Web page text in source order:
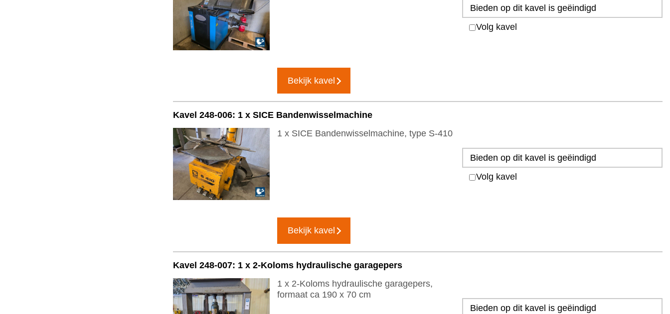
Bieden op dit kavel is geëindigd
Volg kavel
Bekijk kavel
Kavel 248-006: 1 x SICE Bandenwisselmachine
Bieden op dit kavel is geëindigd
Volg kavel
1 x SICE Bandenwisselmachine, type S-410
Bekijk kavel
Kavel 248-007: 1 x 2-Koloms hydraulische garagepers
Bieden op dit kavel is geëindigd
1 x 2-Koloms hydraulische garagepers,
formaat ca 190 x 70 cm